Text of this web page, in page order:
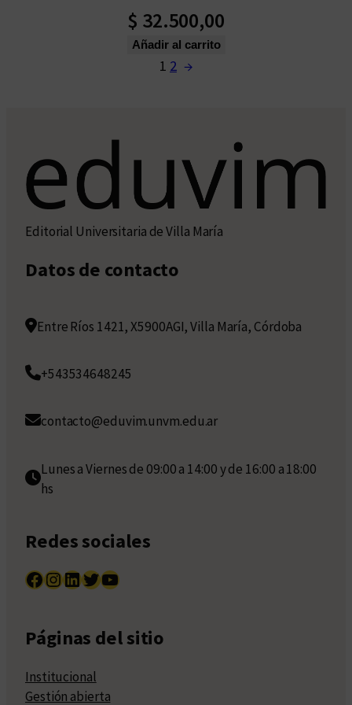
$ 32.500,00
Añadir al carrito
1 2 →
Editorial Universitaria de Villa María
Datos de contacto
Entre Ríos 1421, X5900AGI, Villa María, Córdoba
+543534648245
contacto@eduvim.unvm.edu.ar
Lunes a Viernes de 09:00 a 14:00 y de 16:00 a 18:00
hs
Redes sociales
Facebook InstagramLinkedIn Twitter YouTube
Páginas del sitio
Institucional
Gestión abierta